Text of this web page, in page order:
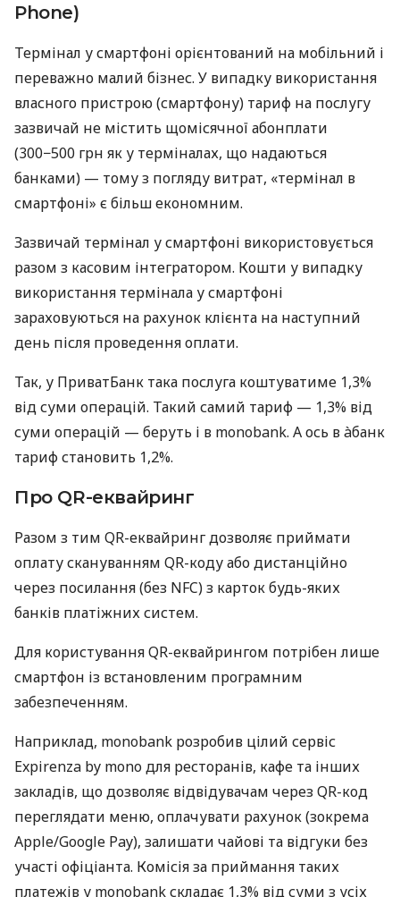
Phone)
Термінал у смартфоні орієнтований на мобільний і
переважно малий бізнес. У випадку використання
власного пристрою (смартфону) тариф на послугу
зазвичай не містить щомісячної абонплати
(300−500 грн як у терміналах, що надаються
банками) — тому з погляду витрат, «термінал в
смартфоні» є більш економним.
Зазвичай термінал у смартфоні використовується
разом з касовим інтегратором. Кошти у випадку
використання термінала у смартфоні
зараховуються на рахунок клієнта на наступний
день після проведення оплати.
Так, у ПриватБанк така послуга коштуватиме 1,3%
від суми операцій. Такий самий тариф — 1,3% від
суми операцій — беруть і в monobank. А ось в àбанк
тариф становить 1,2%.
Про QR-еквайринг
Разом з тим QR-еквайринг дозволяє приймати
оплату скануванням QR-коду або дистанційно
через посилання (без NFC) з карток будь-яких
банків платіжних систем.
Для користування QR-еквайрингом потрібен лише
смартфон із встановленим програмним
забезпеченням.
Наприклад, monobank розробив цілий сервіс
Expirenza by mono для ресторанів, кафе та інших
закладів, що дозволяє відвідувачам через QR-код
переглядати меню, оплачувати рахунок (зокрема
Apple/Google Pay), залишати чайові та відгуки без
участі офіціанта. Комісія за приймання таких
платежів у monobank складає 1,3% від суми з усіх